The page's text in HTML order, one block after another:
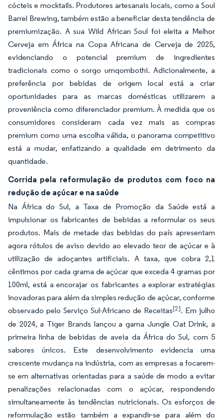
cócteis e mocktails. Produtores artesanais locais, como a Soul
Barrel Brewing, também estão a beneficiar desta tendência de
premiumização. A sua Wild African Soul foi eleita a Melhor
Cerveja em África na Copa Africana de Cerveja de 2025,
evidenciando o potencial premium de ingredientes
tradicionais como o sorgo umqombothi. Adicionalmente, a
preferência por bebidas de origem local está a criar
oportunidades para as marcas domésticas utilizarem a
proveniência como diferenciador premium. À medida que os
consumidores consideram cada vez mais as compras
premium como uma escolha válida, o panorama competitivo
está a mudar, enfatizando a qualidade em detrimento da
quantidade.
Corrida pela reformulação de produtos com foco na
redução de açúcar e na saúde
Na África do Sul, a Taxa de Promoção da Saúde está a
impulsionar os fabricantes de bebidas a reformular os seus
produtos. Mais de metade das bebidas do país apresentam
agora rótulos de aviso devido ao elevado teor de açúcar e à
utilização de adoçantes artificiais. A taxa, que cobra 2,1
cêntimos por cada grama de açúcar que exceda 4 gramas por
100ml, está a encorajar os fabricantes a explorar estratégias
inovadoras para além da simples redução de açúcar, conforme
observado pelo Serviço Sul-Africano de Receitas[2]. Em julho
de 2024, a Tiger Brands lançou a gama Jungle Oat Drink, a
primeira linha de bebidas de aveia da África do Sul, com 5
sabores únicos. Este desenvolvimento evidencia uma
crescente mudança na indústria, com as empresas a focarem-
se em alternativas orientadas para a saúde de modo a evitar
penalizações relacionadas com o açúcar, respondendo
simultaneamente às tendências nutricionais. Os esforços de
reformulação estão também a expandir-se para além do